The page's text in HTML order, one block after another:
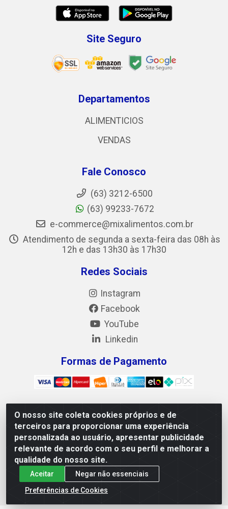
O nosso site coleta cookies próprios e de
terceiros para proporcionar uma experiência
personalizada ao usuário, apresentar publicidade
relevante de acordo com o seu perfil e melhorar a
qualidade do nosso site.
Aceitar
Negar não essenciais
Preferências de Cookies
Site Seguro
Departamentos
ALIMENTICIOS
VENDAS
Fale Conosco
(63) 3212-6500
(63) 99233-7672
e-commerce@mixalimentos.com.br
Atendimento de segunda a sexta-feira das 08h às
12h e das 13h30 às 17h30
Redes Sociais
Instagram
Facebook
YouTube
Linkedin
Formas de Pagamento
Mix Alimentos LTDA - Quadra Asr Ne 55 (412 Norte), Alameda
02, S/N - Plano Diretor Norte, Palmas/TO - CEP 77.006-540 -
CNPJ 05.922.500/0001-02